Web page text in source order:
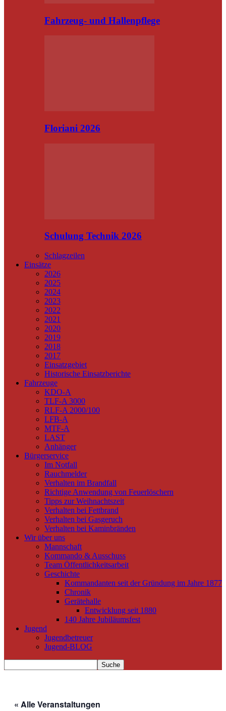
Fahrzeug- und Hallenpflege
Floriani 2026
Schulung Technik 2026
Schlagzeilen
Einsätze
2026
2025
2024
2023
2022
2021
2020
2019
2018
2017
Einsatzgebiet
Historische Einsatzberichte
Fahrzeuge
KDO-A
TLF-A 3000
RLF-A 2000/100
LFB-A
MTF-A
LAST
Anhänger
Bürgerservice
Im Notfall
Rauchmelder
Verhalten im Brandfall
Richtige Anwendung von Feuerlöschern
Tipps zur Weihnachtszeit
Verhalten bei Fettbrand
Verhalten bei Gasgeruch
Verhalten bei Kaminbränden
Wir über uns
Mannschaft
Kommando & Ausschuss
Team Öffentlichkeitsarbeit
Geschichte
Kommandanten seit der Gründung im Jahre 1877
Chronik
Gerätehalle
Entwicklung seit 1880
140 Jahre Jubiläumsfest
Jugend
Jugendbetreuer
Jugend-BLOG
« Alle Veranstaltungen